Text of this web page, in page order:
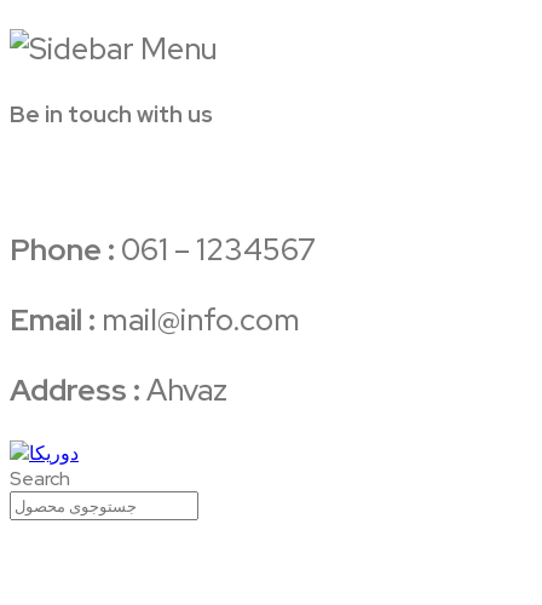
Be in touch with us
Phone : 061 – 1234567
Email : mail@info.com
Address :Ahvaz
Search